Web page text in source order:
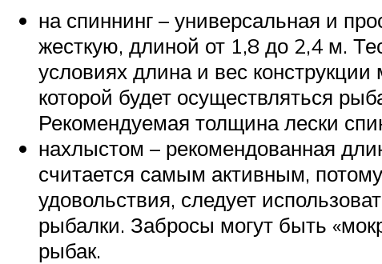
на спиннинг – универсальная и
жесткую, длиной от 1,8 до 2,4 м.
условиях длина и вес
которой будет осуществляться
Рекомендуемая толщина лески
нахлыстом – рекомендованная
считается самым активным,
удовольствия, следует
рыбалки. Забросы могут быть
рыбак.